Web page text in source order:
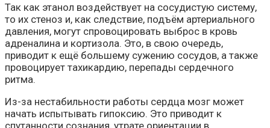
Так как этанол воздействует на сосудистую систему,
то их стеноз и, как следствие, подъём артериального
давления, могут спровоцировать выброс в кровь
адреналина и кортизола. Это, в свою очередь,
приводит к ещё большему сужению сосудов, а также
провоцирует тахикардию, перепады сердечного
ритма.
Из-за нестабильности работы сердца мозг может
начать испытывать гипоксию. Это приводит к
спутанности сознания, утрате ориентации в